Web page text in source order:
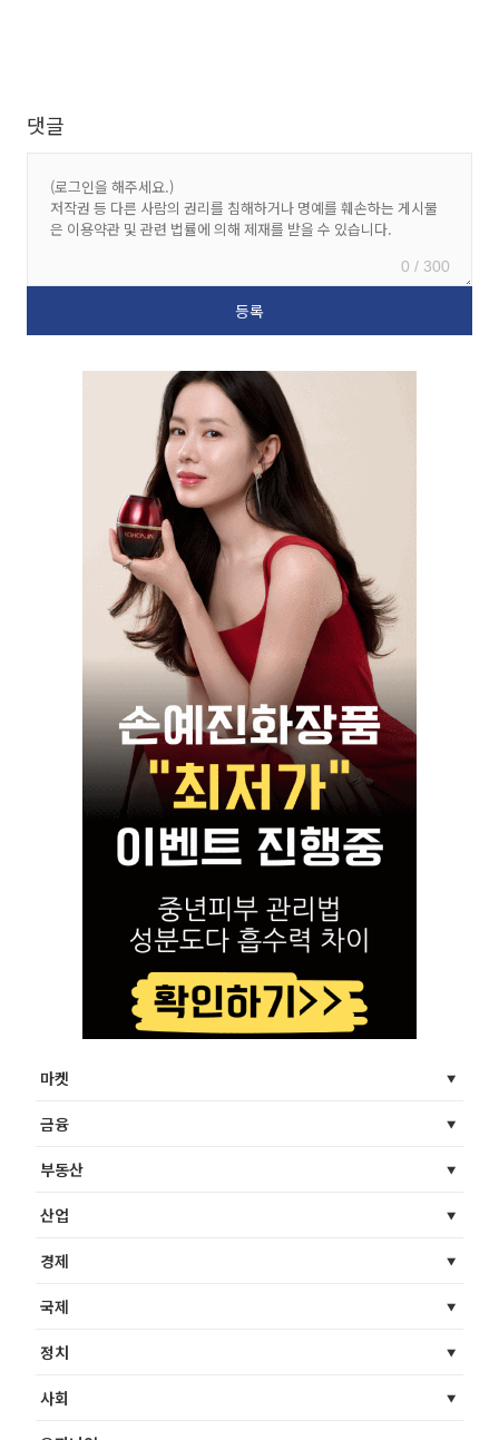
댓글
0 / 300
마켓
금융
부동산
산업
경제
국제
정치
사회